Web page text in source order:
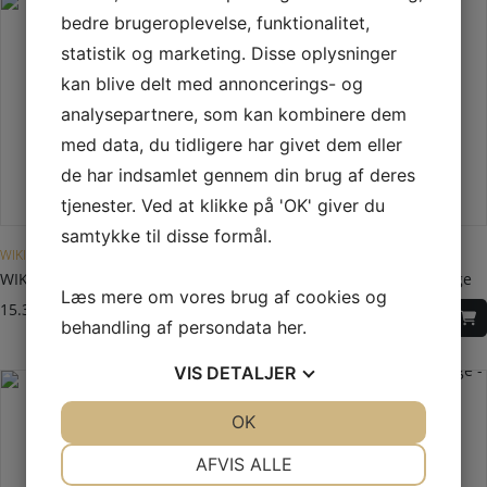
WIKING MIRO
WIKING Miro 3+ med underlåge
15.395,00DKK
HWAM 2630m – moderne låge
22.395,00DKK
bedre brugeroplevelse, funktionalitet,
statistik og marketing. Disse oplysninger
kan blive delt med annoncerings- og
analysepartnere, som kan kombinere dem
med data, du tidligere har givet dem eller
de har indsamlet gennem din brug af deres
tjenester. Ved at klikke på 'OK' giver du
samtykke til disse formål.
Læs mere om vores brug af cookies og
behandling af persondata her.
VIS DETALJER
AFVIS ALLE
OK